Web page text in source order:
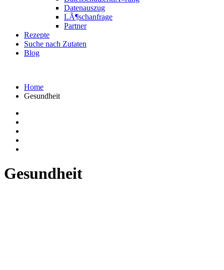
Datenauszug
LÃ¶schanfrage
Partner
Rezepte
Suche nach Zutaten
Blog
Home
Gesundheit
Gesundheit